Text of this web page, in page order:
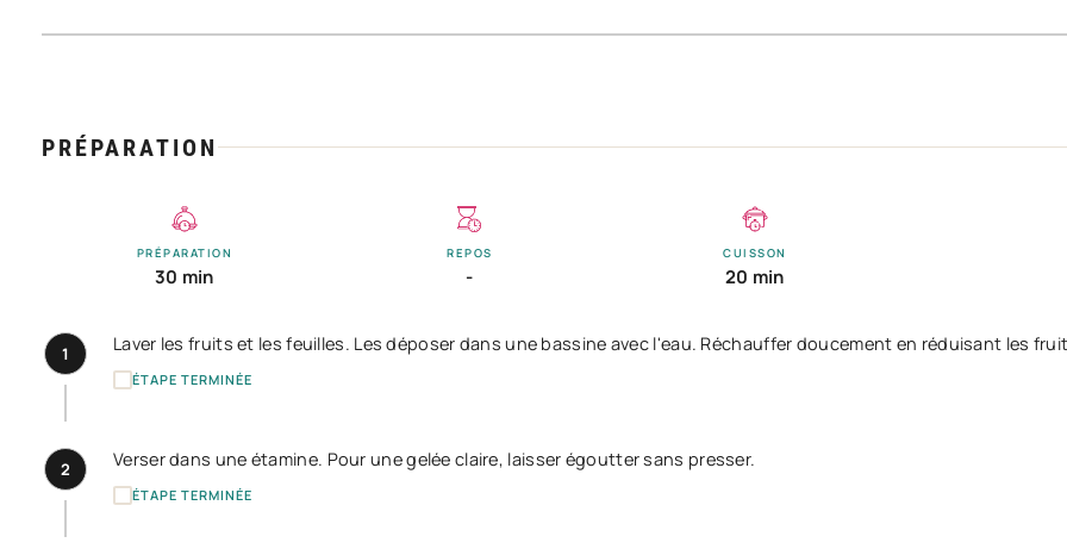
PRÉPARATION
PRÉPARATION
30 min
REPOS
-
CUISSON
20 min
1 Laver les fruits et les feuilles. Les déposer dans une bassine avec l'eau. Réchauffer doucement en réduisant les
ÉTAPE TERMINÉE
2 Verser dans une étamine. Pour une gelée claire, laisser égoutter sans presser.
ÉTAPE TERMINÉE